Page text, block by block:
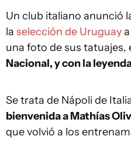
Un club italiano anunció
la selección de Uruguay
una foto de sus tatuajes,
Nacional, y con la
Se trata de Nápoli de
bienvenida a Mathías
que volvió a los